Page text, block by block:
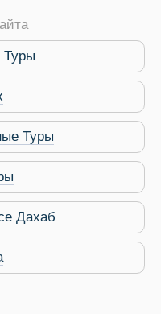
Туры
Туры
Дахаб